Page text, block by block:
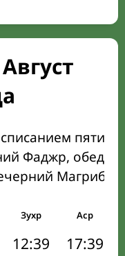
пяти
Фаджр,
Магриб
Зухр Аср
12:39 17:39